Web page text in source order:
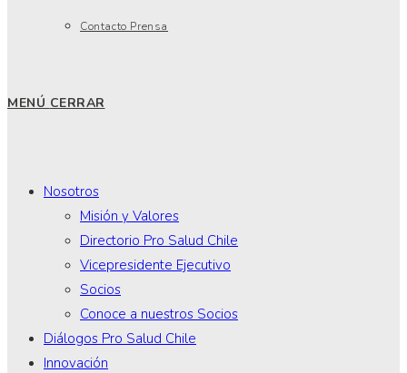
Contacto Prensa
MENÚ CERRAR
Nosotros
Misión y Valores
Directorio Pro Salud Chile
Vicepresidente Ejecutivo
Socios
Conoce a nuestros Socios
Diálogos Pro Salud Chile
Innovación